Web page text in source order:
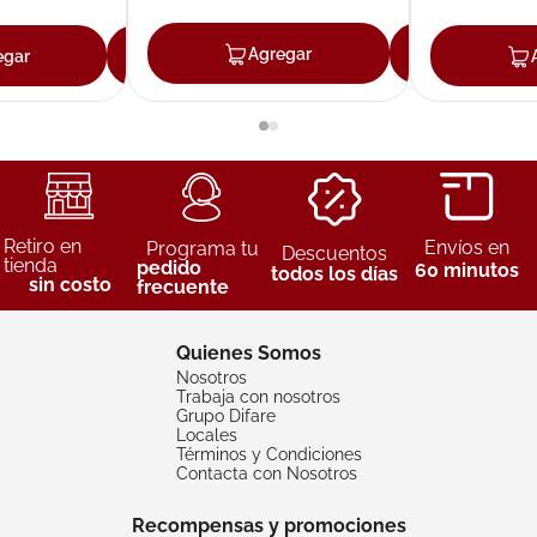
AgregarAgregar
Retiro en
tienda
sin costo
Programa tu
pedido
frecuente
Descuentos
todos los días
Envíos en
60 minutos
Quienes Somos
Nosotros
Trabaja con nosotros
Grupo Difare
Locales
Términos y Condiciones
Contacta con Nosotros
Recompensas y promociones